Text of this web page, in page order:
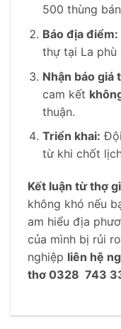
500 thùng
Báo địa điểm:
thự tại La phù
Nhận báo giá
cam kết
thuận.
Triển khai:
từ khi chốt
Kết luận từ thợ
không khó nếu
am hiểu địa
của mình bị rủi
nghiệp liên hệ
thơ 0328 743